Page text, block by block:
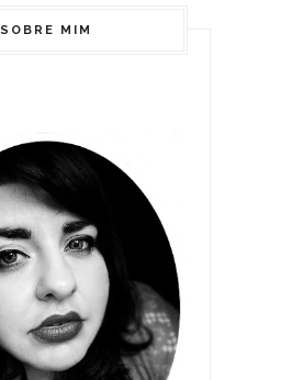
SOBRE MIM